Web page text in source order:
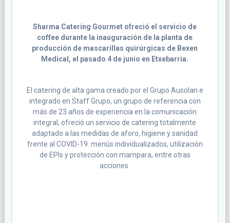
Sharma Catering Gourmet ofreció el servicio de
coffee durante la inauguración de la planta de
producción de mascarillas quirúrgicas de Bexen
Medical, el pasado 4 de junio en Etxebarria.
El catering de alta gama creado por el Grupo Ausolan e
integrado en Staff Grupo, un grupo de referencia con
más de 23 años de experiencia en la comunicación
integral, ofreció un servicio de catering totalmente
adaptado a las medidas de aforo, higiene y sanidad
frente al COVID-19: menús individualizados, utilización
de EPIs y protección con mampara, entre otras
acciones.